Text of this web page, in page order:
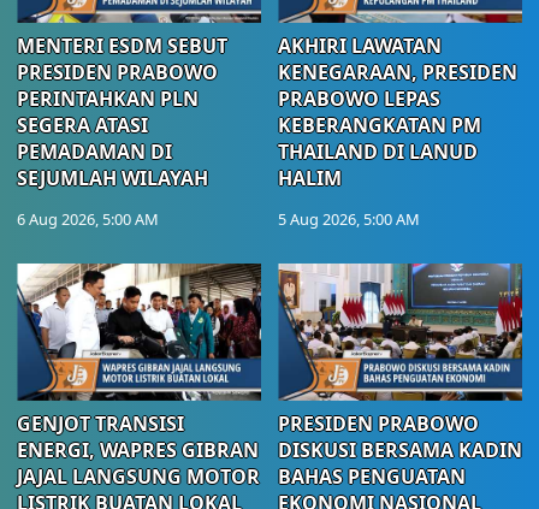
MENTERI ESDM SEBUT
PRESIDEN PRABOWO
PERINTAHKAN PLN
SEGERA ATASI
PEMADAMAN DI
SEJUMLAH WILAYAH
6 Aug 2026, 5:00 AM
AKHIRI LAWATAN
KENEGARAAN, PRESIDEN
PRABOWO LEPAS
KEBERANGKATAN PM
THAILAND DI LANUD
HALIM
5 Aug 2026, 5:00 AM
GENJOT TRANSISI
ENERGI, WAPRES GIBRAN
JAJAL LANGSUNG MOTOR
LISTRIK BUATAN LOKAL
PRESIDEN PRABOWO
DISKUSI BERSAMA KADIN
BAHAS PENGUATAN
EKONOMI NASIONAL